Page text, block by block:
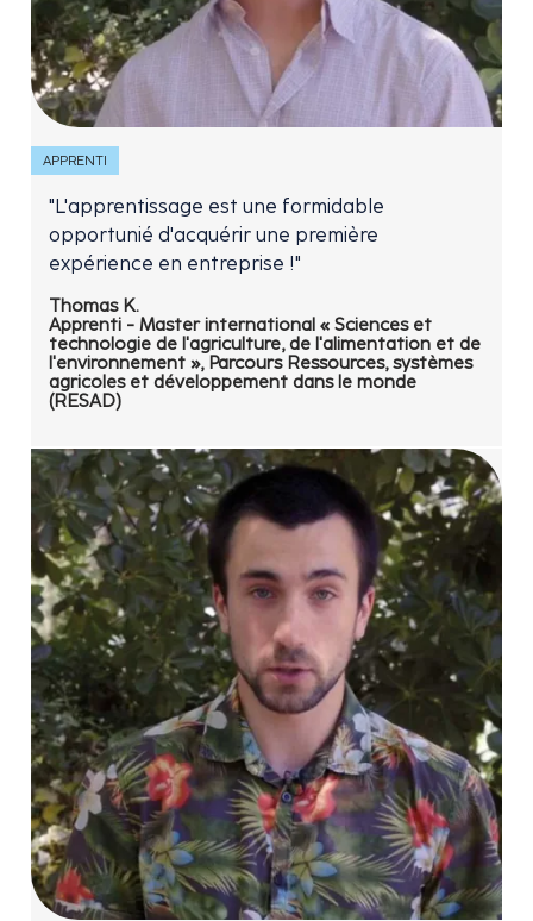
APPRENTI
"L'apprentissage est une formidable
opportunié d'acquérir une première
expérience en entreprise !"
Thomas K.
Apprenti - Master international « Sciences et
technologie de l'agriculture, de l'alimentation et de
l'environnement », Parcours Ressources, systèmes
agricoles et développement dans le monde
(RESAD)